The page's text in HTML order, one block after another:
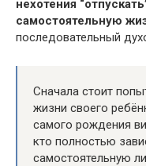
нехотения
самостоятельную
последовательный
Сначала стоит
жизни своего
самого рождения
кто полностью
самостоятельную